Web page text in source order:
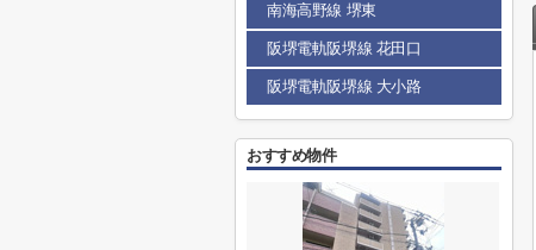
南海高野線 堺東
阪堺電軌阪堺線 花田口
阪堺電軌阪堺線 大小路
おすすめ物件